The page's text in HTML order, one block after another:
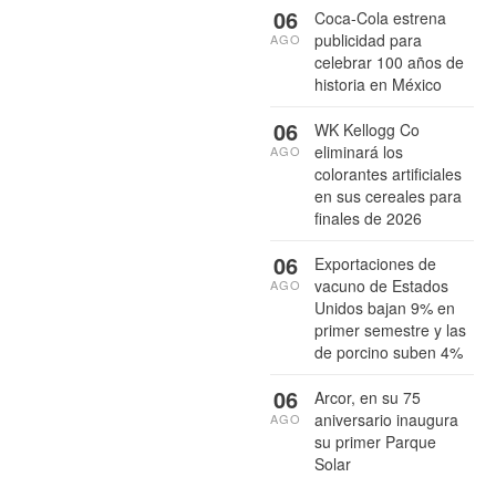
Coca-Cola estrena
publicidad para
celebrar 100 años de
historia en México
06
AGO
WK Kellogg Co
eliminará los
colorantes artificiales
en sus cereales para
finales de 2026
06
AGO
Exportaciones de
vacuno de Estados
Unidos bajan 9% en
primer semestre y las
de porcino suben 4%
06
AGO
Arcor, en su 75
aniversario inaugura
su primer Parque
Solar
06
AGO